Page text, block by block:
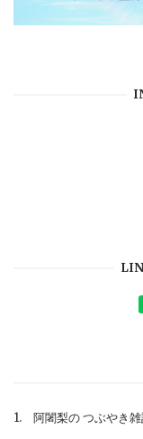
1. 阿闍梨の つぶやき